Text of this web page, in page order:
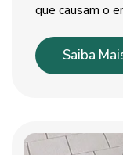
que causam o
Saiba